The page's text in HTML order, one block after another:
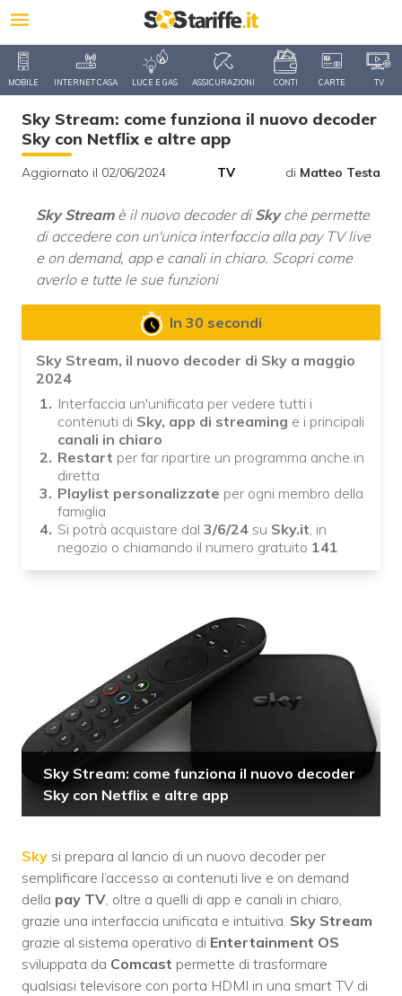
MOBILE INTERNET CASA LUCE E GAS ASSICURAZIONI CONTI CARTE TV
Sky Stream: come funziona il nuovo decoder
Sky con Netflix e altre app
Aggiornato il 02/06/2024 TV di Matteo Testa
Sky Streamè il nuovo decoder di Skyche permette
di accedere con un'unica interfaccia alla pay TV live
e on demand, app e canali in chiaro. Scopri come
averlo e tutte le sue funzioni
In 30 secondi
Sky Stream, il nuovo decoder di Sky a maggio
2024
Interfaccia un'unificata per vedere tutti i
contenuti di Sky, app di streaming e i principali
canali in chiaro
Restart per far ripartire un programma anche in
diretta
Playlist personalizzate per ogni membro della
famiglia
Si potrà acquistare dal 3/6/24 su Sky.it, in
negozio o chiamando il numero gratuito 141
Sky Stream: come funziona il nuovo decoder
Sky con Netflix e altre app
Sky si prepara al lancio di un nuovo decoder per
semplificare l’accesso ai contenuti live e on demand
della pay TV, oltre a quelli di app e canali in chiaro,
grazie una interfaccia unificata e intuitiva. Sky Stream
grazie al sistema operativo di Entertainment OS
sviluppata da Comcast permette di trasformare
qualsiasi televisore con porta HDMI in una smart TV di